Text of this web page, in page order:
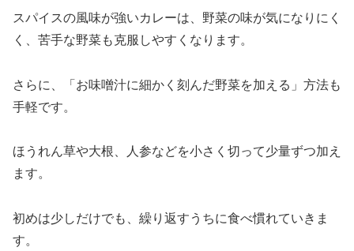
スパイスの風味が強いカレーは、野菜の味が気になりにく
く、苦手な野菜も克服しやすくなります。
さらに、「お味噌汁に細かく刻んだ野菜を加える」方法も
手軽です。
ほうれん草や大根、人参などを小さく切って少量ずつ加え
ます。
初めは少しだけでも、繰り返すうちに食べ慣れていきま
す。